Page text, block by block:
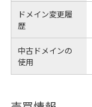
ドメイン変更履
歴
中古ドメインの
使用